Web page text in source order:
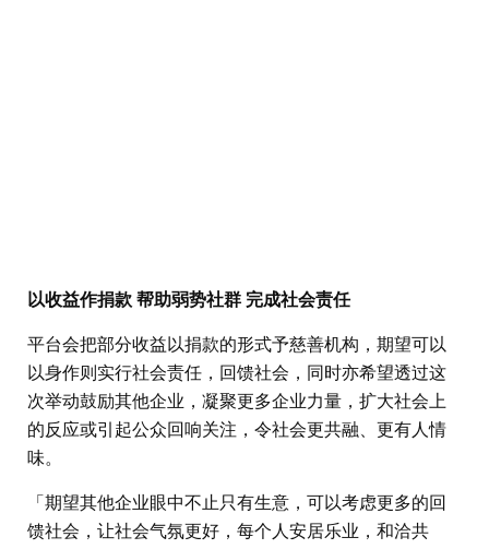
以收益作捐款 帮助弱势社群 完成社会责任
平台会把部分收益以捐款的形式予慈善机构，期望可以
以身作则实行社会责任，回馈社会，同时亦希望透过这
次举动鼓励其他企业，凝聚更多企业力量，扩大社会上
的反应或引起公众回响关注，令社会更共融、更有人情
味。
「期望其他企业眼中不止只有生意，可以考虑更多的回
馈社会，让社会气氛更好，每个人安居乐业，和洽共